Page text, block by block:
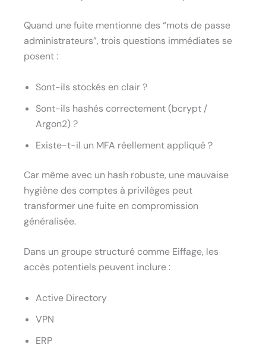
Quand une fuite mentionne des “mots de passe
administrateurs”, trois questions immédiates se
posent :
Sont-ils stockés en clair ?
Sont-ils hashés correctement (bcrypt /
Argon2) ?
Existe-t-il un MFA réellement appliqué ?
Car même avec un hash robuste, une mauvaise
hygiène des comptes à privilèges peut
transformer une fuite en compromission
généralisée.
Dans un groupe structuré comme Eiffage, les
accès potentiels peuvent inclure :
Active Directory
VPN
ERP